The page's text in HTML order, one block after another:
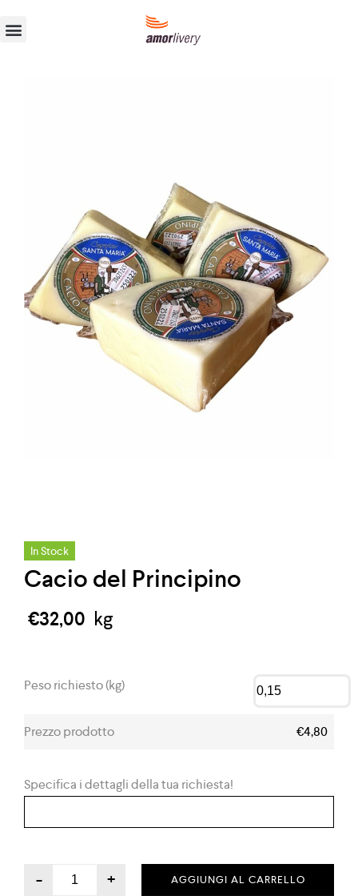
In Stock
Cacio del Principino
€32,00 kg
Peso richiesto (kg)
Prezzo prodotto €4,80
Specifica i dettagli della tua richiesta!
- + AGGIUNGI AL CARRELLO